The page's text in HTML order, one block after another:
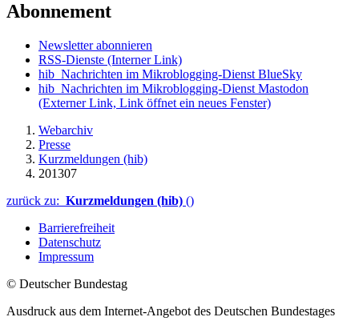
Abonnement
Newsletter abonnieren
RSS-Dienste (Interner Link)
hib_Nachrichten im Mikroblogging-Dienst BlueSky
hib_Nachrichten im Mikroblogging-Dienst Mastodon
(Externer Link, Link öffnet ein neues Fenster)
Webarchiv
Presse
Kurzmeldungen (hib)
201307
zurück zu: Kurzmeldungen (hib) ()
Barrierefreiheit
Datenschutz
Impressum
© Deutscher Bundestag
Ausdruck aus dem Internet-Angebot des Deutschen Bundestages